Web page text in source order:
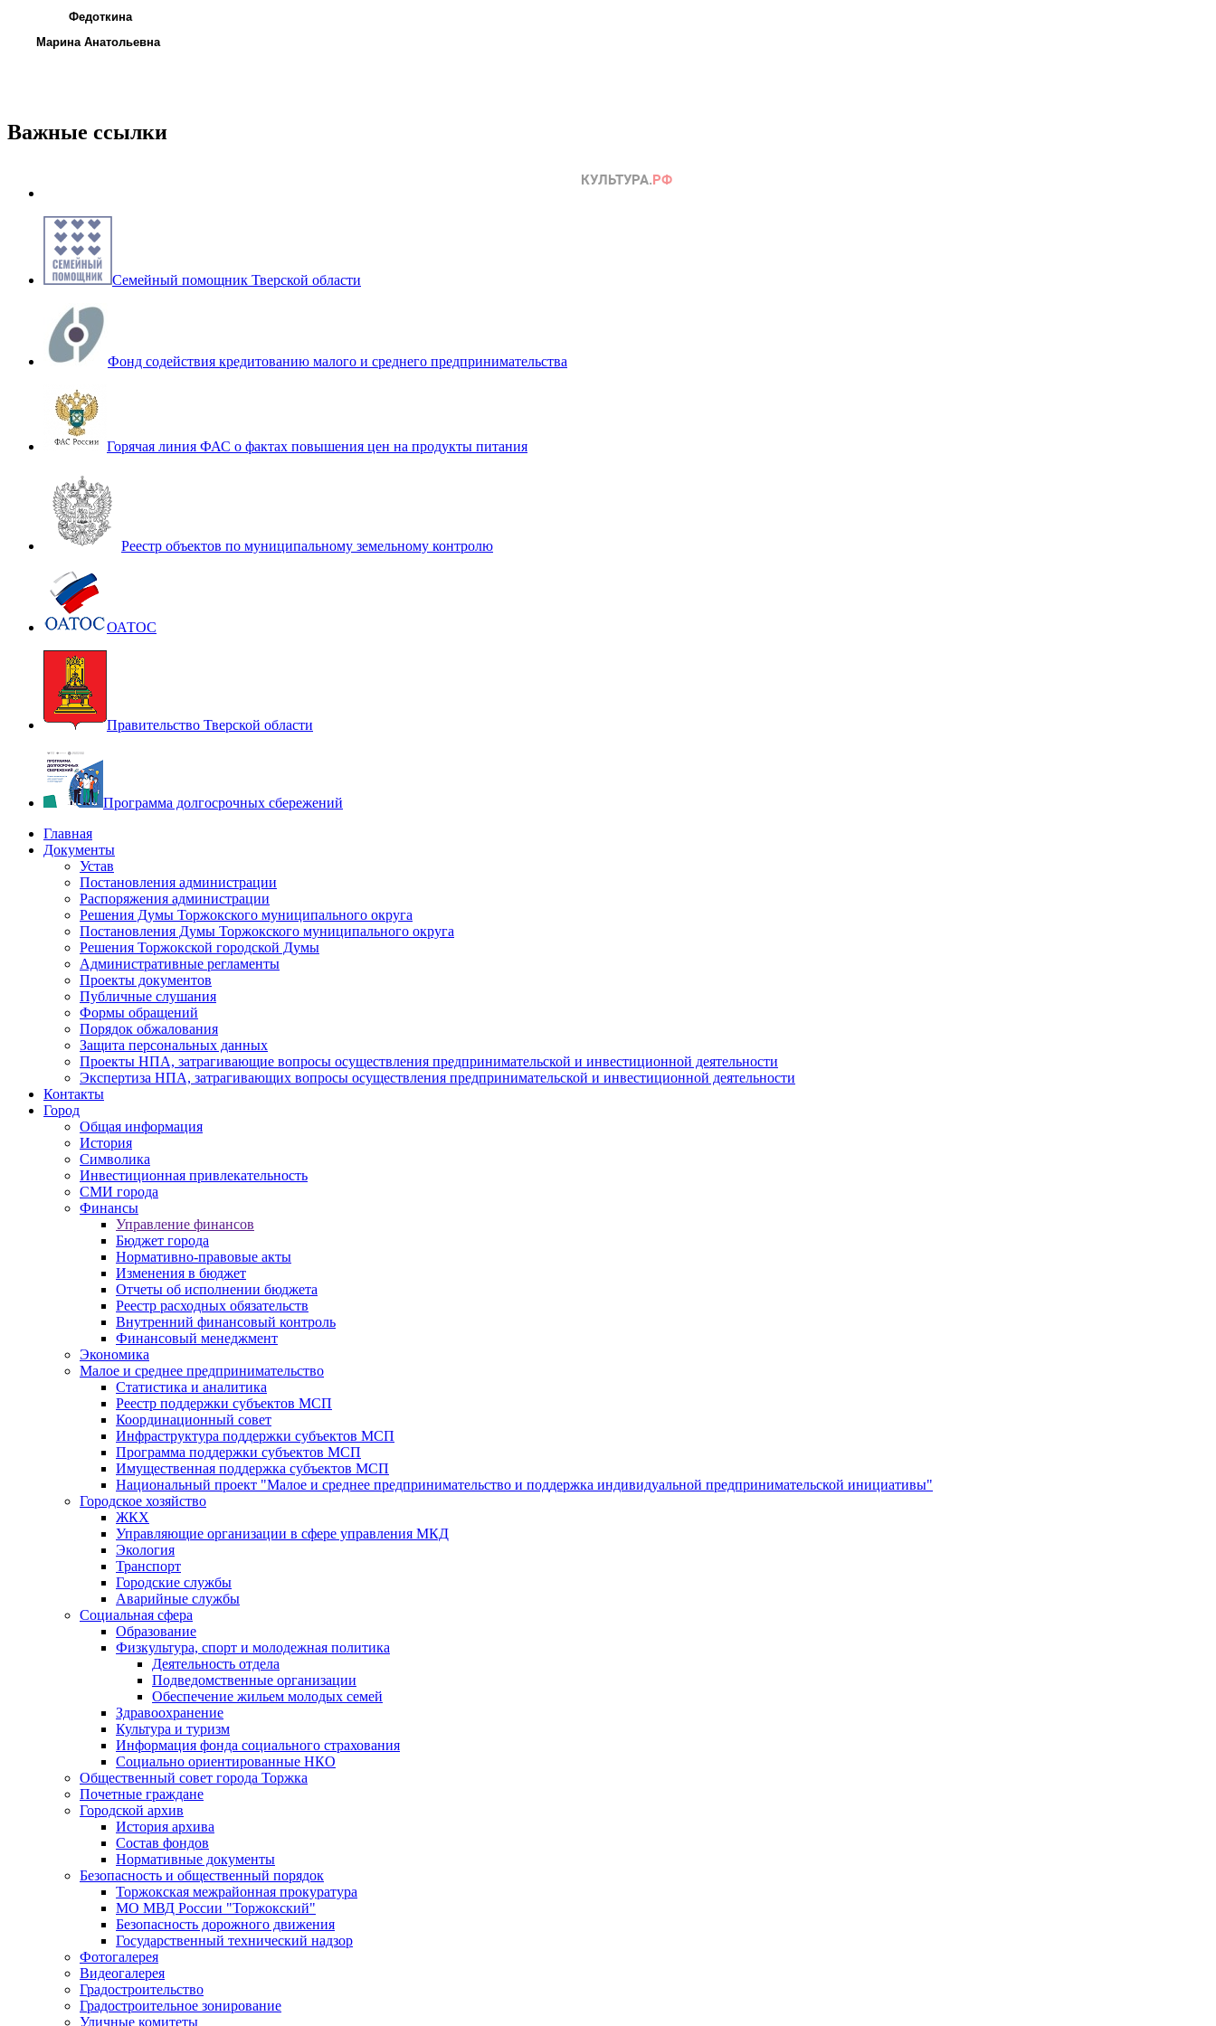
Федоткина
Марина Анатольевна
Важные ссылки
Семейный помощник Тверской области
Фонд содействия кредитованию малого и среднего предпринимательства
Горячая линия ФАС о фактах повышения цен на продукты питания
Реестр объектов по муниципальному земельному контролю
ОАТОС
Правительство Тверской области
Программа долгосрочных сбережений
Главная
Документы
Устав
Постановления администрации
Распоряжения администрации
Решения Думы Торжокского муниципального округа
Постановления Думы Торжокского муниципального округа
Решения Торжокской городской Думы
Административные регламенты
Проекты документов
Публичные слушания
Формы обращений
Порядок обжалования
Защита персональных данных
Проекты НПА, затрагивающие вопросы осуществления предпринимательской и инвестиционной деятельности
Экспертиза НПА, затрагивающих вопросы осуществления предпринимательской и инвестиционной деятельности
Контакты
Город
Общая информация
История
Символика
Инвестиционная привлекательность
СМИ города
Финансы
Управление финансов
Бюджет города
Нормативно-правовые акты
Изменения в бюджет
Отчеты об исполнении бюджета
Реестр расходных обязательств
Внутренний финансовый контроль
Финансовый менеджмент
Экономика
Малое и среднее предпринимательство
Статистика и аналитика
Реестр поддержки субъектов МСП
Координационный совет
Инфраструктура поддержки субъектов МСП
Программа поддержки субъектов МСП
Имущественная поддержка субъектов МСП
Национальный проект "Малое и среднее предпринимательство и поддержка индивидуальной предпринимательской инициативы"
Городское хозяйство
ЖКХ
Управляющие организации в сфере управления МКД
Экология
Транспорт
Городские службы
Аварийные службы
Социальная сфера
Образование
Физкультура, спорт и молодежная политика
Деятельность отдела
Подведомственные организации
Обеспечение жильем молодых семей
Здравоохранение
Культура и туризм
Информация фонда социального страхования
Социально ориентированные НКО
Общественный совет города Торжка
Почетные граждане
Городской архив
История архива
Состав фондов
Нормативные документы
Безопасность и общественный порядок
Торжокская межрайонная прокуратура
МО МВД России "Торжокский"
Безопасность дорожного движения
Государственный технический надзор
Фотогалерея
Видеогалерея
Градостроительство
Градостроительное зонирование
Уличные комитеты